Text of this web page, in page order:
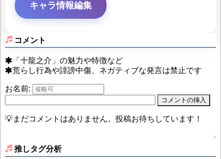
キャラ情報編集
コメント
「十龍之介」の魅力や特徴など
荒らし行為や誹謗中傷、ネガティブな発言は禁止です
お名前:
💡まだコメントはありません。投稿お待ちしています！
↑
推しタグ分析